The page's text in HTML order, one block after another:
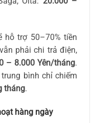
hỗ trợ 50–70% tiền
phải chi trả điện,
– 8.000 Yên/tháng.
bình chỉ chiếm
tháng.
hàng ngày